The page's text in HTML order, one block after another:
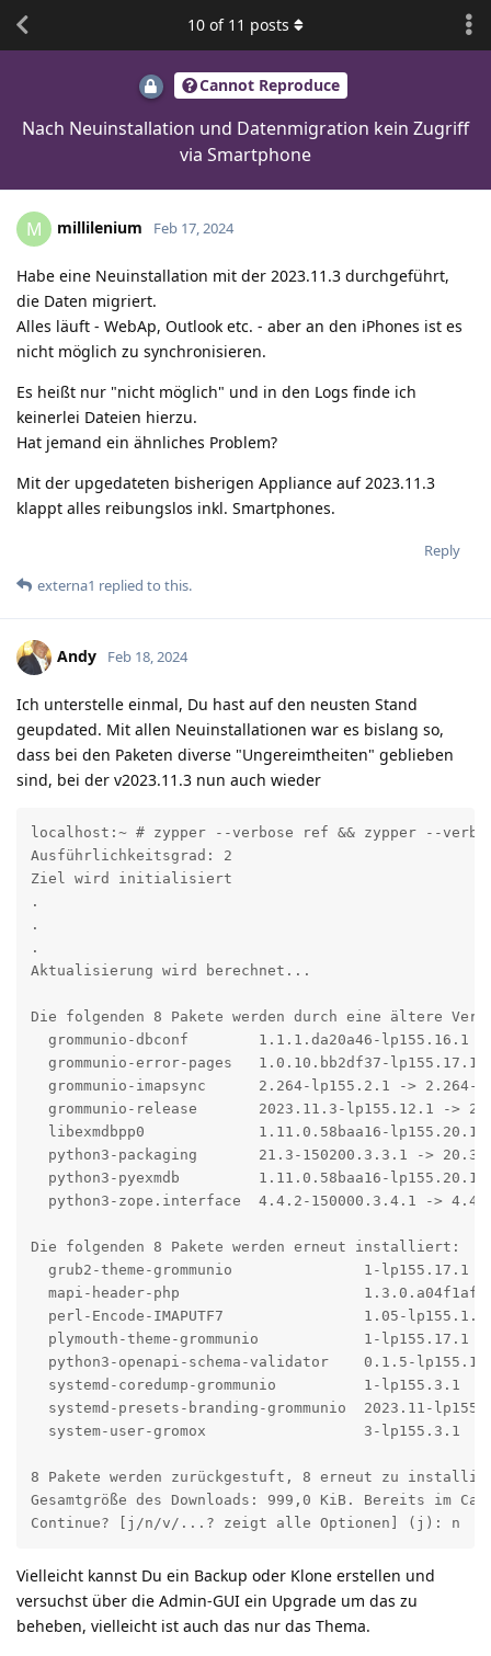
Cannot Reproduce
Nach Neuinstallation und Datenmigration kein Zugriff
via Smartphone
10 of 11 posts
M millilenium Feb 17, 2024
Habe eine Neuinstallation mit der 2023.11.3 durchgeführt,
die Daten migriert.
Alles läuft - WebAp, Outlook etc. - aber an den iPhones ist es
nicht möglich zu synchronisieren.
Es heißt nur "nicht möglich" und in den Logs finde ich
keinerlei Dateien hierzu.
Hat jemand ein ähnliches Problem?
Mit der upgedateten bisherigen Appliance auf 2023.11.3
klappt alles reibungslos inkl. Smartphones.
Reply
externa1 replied to this.
Andy Feb 18, 2024
Ich unterstelle einmal, Du hast auf den neusten Stand
geupdated. Mit allen Neuinstallationen war es bislang so,
dass bei den Paketen diverse "Ungereimtheiten" geblieben
sind, bei der v2023.11.3 nun auch wieder
localhost:~ # zypper --verbose ref && zypper --
Ausführlichkeitsgrad: 2
Ziel wird initialisiert
.
.
.
Aktualisierung wird berechnet...
Die folgenden 8 Pakete werden durch eine ältere
grommunio-dbconf        1.1.1.da20a46-lp155.16.1
grommunio-error-pages   1.0.10.bb2df37-lp155.17.1
grommunio-imapsync      2.264-lp155.2.1 -> 2.264-
grommunio-release       2023.11.3-lp155.12.1 ->
libexmdbpp0             1.11.0.58baa16-lp155.20.1
python3-packaging       21.3-150200.3.3.1 -> 20.3-
python3-pyexmdb         1.11.0.58baa16-lp155.20.1
python3-zope.interface  4.4.2-150000.3.4.1 ->
Die folgenden 8 Pakete werden erneut installiert:
  grub2-theme-grommunio               1-lp155.17.1
mapi-header-php                     1.3.0.a04f1af-
  perl-Encode-IMAPUTF7                1.05-lp155.1.1
  plymouth-theme-grommunio            1-lp155.17.1
python3-openapi-schema-validator    0.1.5-
  systemd-coredump-grommunio          1-lp155.3.1
systemd-presets-branding-grommunio  2023.11-
  system-user-gromox                  3-lp155.3.1
8 Pakete werden zurückgestuft, 8 erneut zu
Gesamtgröße des Downloads: 999,0 KiB. Bereits im
Continue? [j/n/v/...? zeigt alle Optionen] (j): n
Vielleicht kannst Du ein Backup oder Klone erstellen und
versuchst über die Admin-GUI ein Upgrade um das zu
beheben, vielleicht ist auch das nur das Thema.